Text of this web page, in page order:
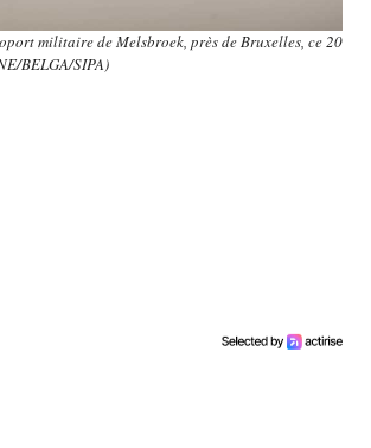
militaire de Melsbroek, près de Bruxelles, ce 20
BELGA/SIPA)